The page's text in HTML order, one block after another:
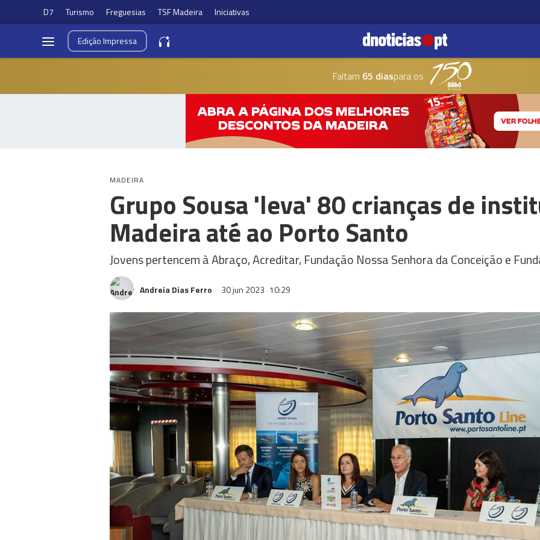
D7 Turismo Freguesias TSF Madeira Iniciativas
EdiçãoImpressa
Faltam 65 diaspara os
MADEIRA
Grupo Sousa 'leva' 80 crianças de
Madeira até ao Porto Santo
Jovens pertencem à Abraço, Acreditar, Fundação Nossa Senhora da Conceição e
Andreia Dias Ferro 30 jun 2023 10:29